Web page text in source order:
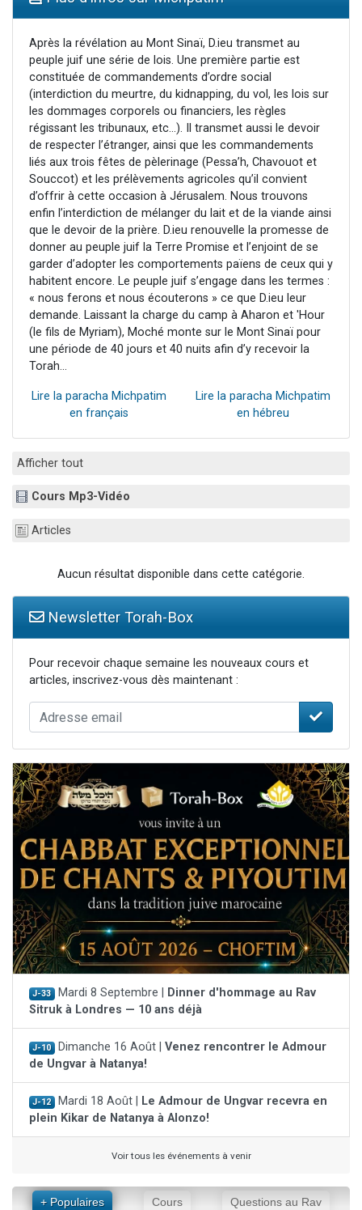
Malgorzata vient de donner son Maasser
Après la révélation au Mont Sinaï, D.ieu transmet au
peuple juif une série de lois. Une première partie est
constituée de commandements d’ordre social
(interdiction du meurtre, du kidnapping, du vol, les lois sur
les dommages corporels ou financiers, les règles
régissant les tribunaux, etc…). Il transmet aussi le devoir
de respecter l’étranger, ainsi que les commandements
liés aux trois fêtes de pèlerinage (Pessa’h, Chavouot et
Souccot) et les prélèvements agricoles qu’il convient
d’offrir à cette occasion à Jérusalem. Nous trouvons
enfin l’interdiction de mélanger du lait et de la viande ainsi
que le devoir de la prière. D.ieu renouvelle la promesse de
donner au peuple juif la Terre Promise et l’enjoint de se
garder d’adopter les comportements païens de ceux qui y
habitent encore. Le peuple juif s’engage dans les termes :
« nous ferons et nous écouterons » ce que D.ieu leur
demande. Laissant la charge du camp à Aharon et 'Hour
(le fils de Myriam), Moché monte sur le Mont Sinaï pour
une période de 40 jours et 40 nuits afin d’y recevoir la
Torah...
Lire la paracha Michpatim
en français
Lire la paracha Michpatim
en hébreu
Afficher tout
Cours Mp3-Vidéo
Articles
Aucun résultat disponible dans cette catégorie.
Newsletter Torah-Box
Pour recevoir chaque semaine les nouveaux cours et
articles, inscrivez-vous dès maintenant :
J-33 Mardi 8 Septembre |
Dinner d'hommage au Rav
Sitruk à Londres — 10 ans déjà
J-10 Dimanche 16 Août | Venez rencontrer le Admour
de Ungvar à Natanya!
J-12 Mardi 18 Août |
Le Admour de Ungvar recevra en
plein Kikar de Natanya à Alonzo!
Voir tous les événements à venir
+ Populaires Cours Questions au Rav